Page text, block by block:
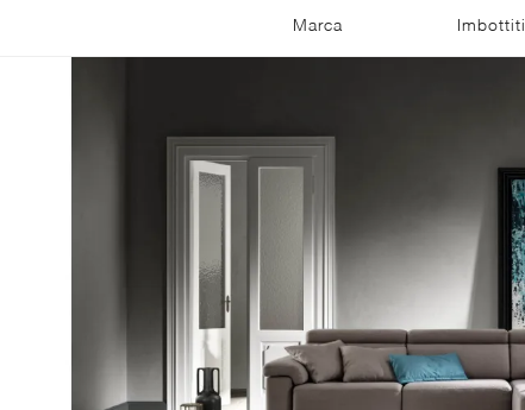
Marca Imbottiti